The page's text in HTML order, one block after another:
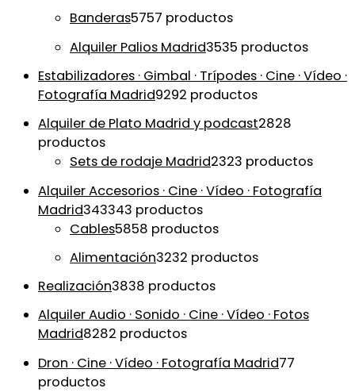
Banderas5757 productos
Alquiler Palios Madrid3535 productos
Estabilizadores · Gimbal · Trípodes · Cine · Vídeo ·
Fotografía Madrid9292 productos
Alquiler de Plato Madrid y podcast2828
productos
Sets de rodaje Madrid2323 productos
Alquiler Accesorios · Cine · Vídeo · Fotografía
Madrid343343 productos
Cables5858 productos
Alimentación3232 productos
Realización3838 productos
Alquiler Audio · Sonido · Cine · Vídeo · Fotos
Madrid8282 productos
Dron · Cine · Vídeo · Fotografía Madrid77
productos